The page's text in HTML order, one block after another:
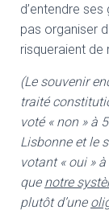
d’entendre
pas organiser
risqueraient de
(Le souvenir
traité
voté « non » à
Lisbonne et le
votant « oui »
que notre
plutôt d’une